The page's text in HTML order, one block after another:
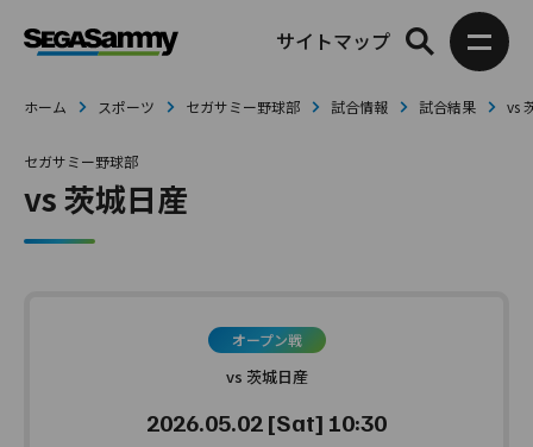
サイトマップ
ホーム スポーツ セガサミー野球部 試合情報 試合結果 vs
セガサミー野球部
vs 茨城日産
オープン戦
vs 茨城日産
2026.05.02 [Sat] 10:30